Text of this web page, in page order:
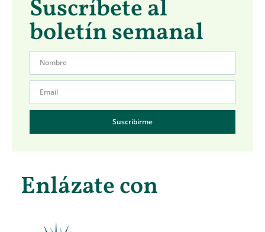
Suscríbete al
boletín semanal
Suscribirme
Enlázate con